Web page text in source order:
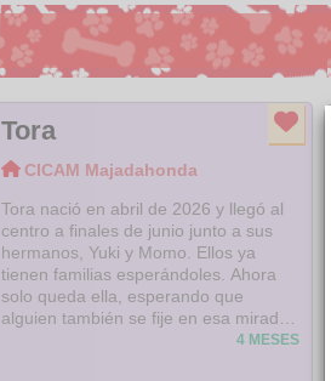
Tora
CICAM Majadahonda
Tora nació en abril de 2026 y llegó al
centro a finales de junio junto a sus
hermanos, Yuki y Momo. Ellos ya
tienen familias esperándoles. Ahora
solo queda ella, esperando que
alguien también se fije en esa mirada
4 MESES